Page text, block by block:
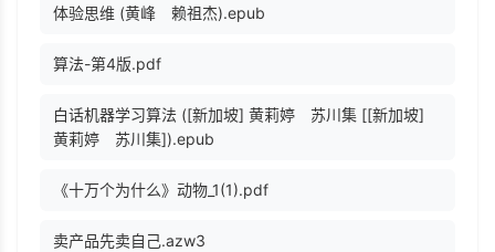
体验思维 (黄峰 赖祖杰).epub
算法-第4版.pdf
白话机器学习算法 ([新加坡] 黄莉婷 苏川集 [[新加坡]
黄莉婷 苏川集]).epub
《十万个为什么》动物_1(1).pdf
卖产品先卖自己.azw3